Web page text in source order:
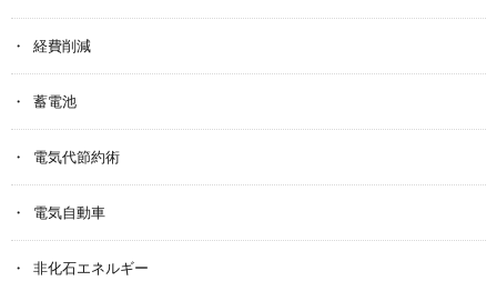
経費削減
蓄電池
電気代節約術
電気自動車
非化石エネルギー